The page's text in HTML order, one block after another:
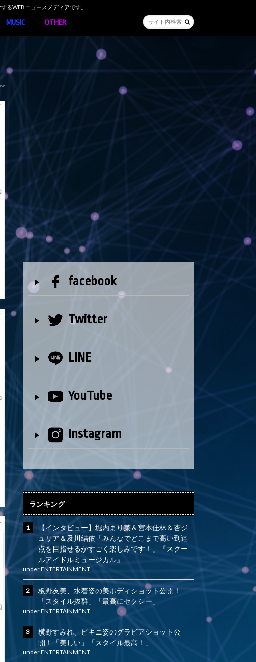
るWEBニュースメディアです。
MUSIC OTHER
facebook
Twitter
LINE
YouTube
Instagram
ランキング
【インタビュー】堀内まり菜＆宮本佳林＆杏ジ
ュリア＆及川結依「みんなでどこまで高い到達
点を目指せるかすごく楽しみです！」『スクー
ルアイドルミュージカル』
underENTERTAINMENT
板野友美、水着姿の美ボディショット公開！
「スタイル抜群」「最高にセクシー」
underENTERTAINMENT
横野すみれ、ビキニ姿のグラビアショット公
開！「美しい」「スタイル最高！」
underENTERTAINMENT